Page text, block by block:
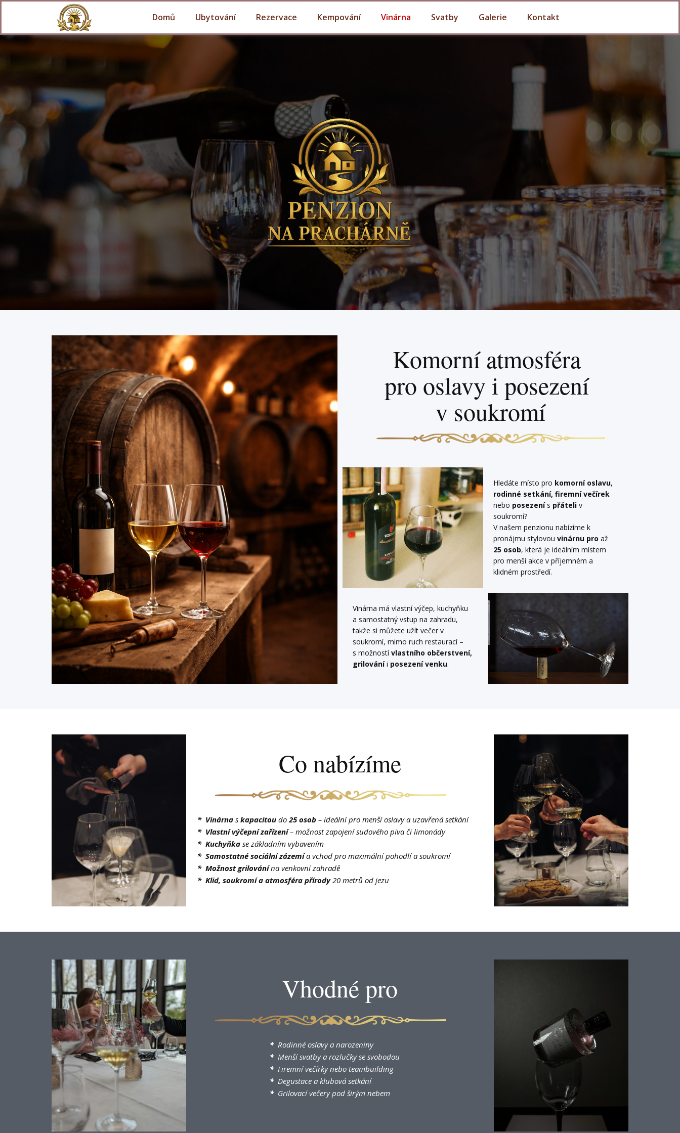
Domů Ubytování Rezervace Kempování Vinárna Svatby Galerie Kontakt
Komorní atmosféra
pro oslavy i posezení
v soukromí
Hledáte místo pro komorní oslavu,
rodinné setkání, firemní večírek
nebo posezenís přáteliv
soukromí?
V našem penzionu nabízíme k
pronájmu stylovou vinárnu pro až
25 osob, která je ideálním místem
pro menší akce v příjemném a
klidném prostředí.
Vinárna má vlastní výčep, kuchyňku
a samostatný vstup na zahradu,
takže si můžete užít večer v
soukromí, mimo ruch restaurací –
s možnostívlastního občerstvení,
grilováníi posezení venku.
Co nabízíme
* Vinárna s kapacitou do25 osob – ideální pro menší oslavy a uzavřená setkání
* Vlastní výčepní zařízení– možnost zapojení sudového piva či limonády
* Kuchyňka se základním vybavením
* Samostatné sociální zázemía vchod pro maximální pohodlí a soukromí
* Možnost grilovánína venkovní zahradě
* Klid, soukromí a atmosféra přírody20 metrů od jezu
Vhodné pro
*​Rodinné oslavy a narozeniny
*​Menší svatby a rozlučky se svobodou
*​Firemní večírky nebo teambuilding
*​Degustace a klubová setkání
*​Grilovací večery pod širým nebem